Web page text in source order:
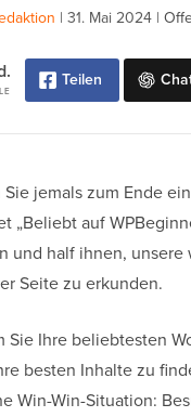
| 31. Mai 2024 |
Teilen
Sie jemals zum Ende
„Beliebt auf
und half ihnen,
Seite zu erkunden.
Sie Ihre beliebtesten
besten Inhalte zu
Win-Win-Situation: